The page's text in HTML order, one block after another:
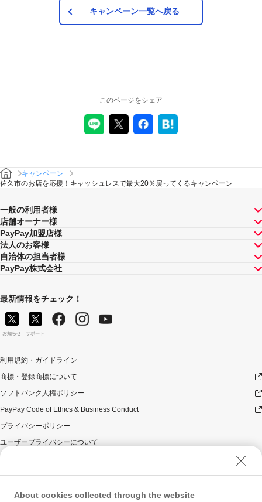
キャンペーン一覧へ戻る
このページをシェア
キャンペーン
佐久市のお店を応援！キャッシュレスで最大20％戻ってくるキャンペーン
一般の利用者様
店舗オーナー様
PayPay加盟店様
法人のお客様
自治体の担当者様
PayPay株式会社
最新情報をチェック！
お知らせ サポート
利用規約・ガイドライン
商標・登録商標について
ソフトバンク人権ポリシー
PayPay Code of Ethics & Business Conduct
プライバシーポリシー
ユーザープライバシーについて
ウェブサイト利用規約
反社会的勢力に対する方針
About cookies collected through the website